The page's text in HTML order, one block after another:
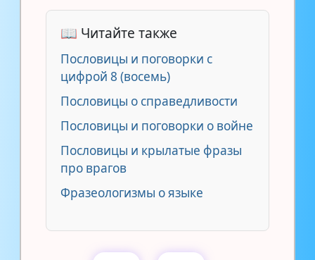
📖 Читайте также
Пословицы и поговорки с
цифрой 8 (восемь)
Пословицы о справедливости
Пословицы и поговорки о войне
Пословицы и крылатые фразы
про врагов
Фразеологизмы о языке